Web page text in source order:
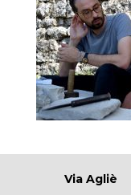
Via Agliè